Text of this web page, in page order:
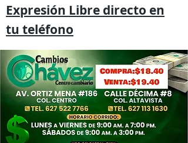
Expresión Libre directo en
tu teléfono